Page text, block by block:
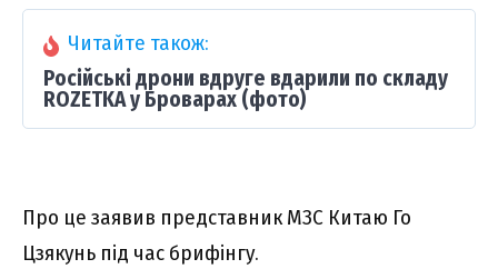
Читайте також:
Російські дрони вдруге вдарили по складу
ROZETKA у Броварах (фото)
Про це заявив представник МЗС Китаю Го
Цзякунь під час брифінгу.